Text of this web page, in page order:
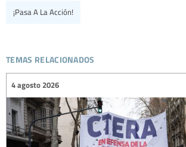
¡Pasa A La Acción!
temas relacionados
4 agosto 2026